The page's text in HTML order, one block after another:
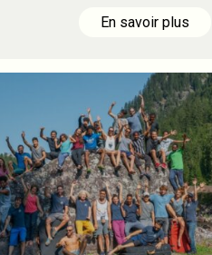
En savoir plus